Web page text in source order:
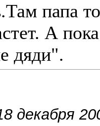
папа
А
дяди".
декабря